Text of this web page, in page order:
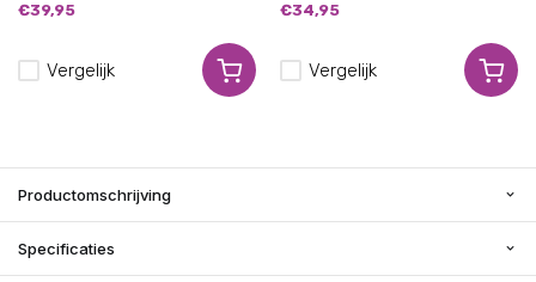
€39,95
Vergelijk
€34,95
Vergelijk
Productomschrijving
Specificaties